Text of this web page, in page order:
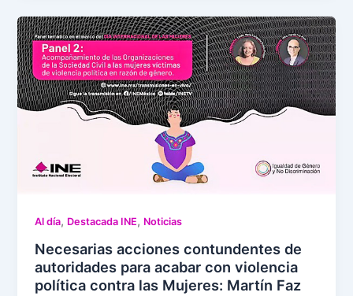
Al día, Destacada INE, Noticias
Necesarias acciones contundentes de
autoridades para acabar con violencia
política contra las Mujeres: Martín Faz